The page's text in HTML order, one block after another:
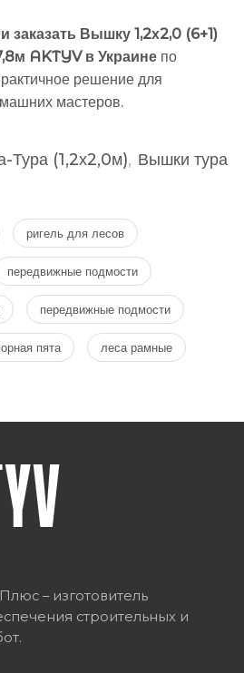
заказать Вышку 1,2х2,0 (6+1)
AKTYV в Украине по
решение для
мастеров.
Тура (1,2х2,0м), Вышки тура
ригель для лесов
передвижные подмости
передвижные подмости
пята леса рамные
– изготовитель
строительных и